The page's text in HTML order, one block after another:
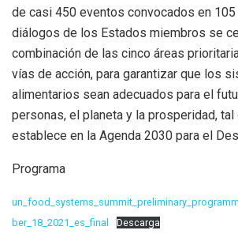
de casi 450 eventos convocados en
diálogos de los Estados miembros se
combinación de las cinco áreas
vías de acción, para garantizar que los
alimentarios sean adecuados para el
personas, el planeta y la prosperidad, tal
establece en la Agenda 2030 para el
Programa
ber_18_2021_es_final
Descarga